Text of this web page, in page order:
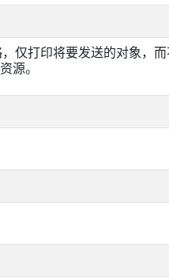
仅打印将要发送的对象，
源。